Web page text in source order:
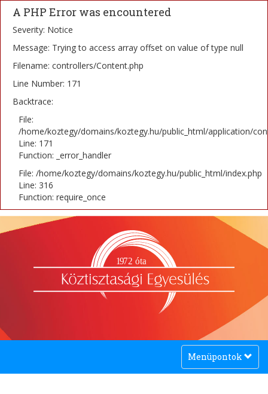
A PHP Error was encountered
Severity: Notice
Message: Trying to access array offset on value of type null
Filename: controllers/Content.php
Line Number: 171
Backtrace:
File:
/home/koztegy/domains/koztegy.hu/public_html/application/
Line: 171
Function: _error_handler
File: /home/koztegy/domains/koztegy.hu/public_html/index.php
Line: 316
Function: require_once
1972 óta
Toggle
navigation
Menüpontok